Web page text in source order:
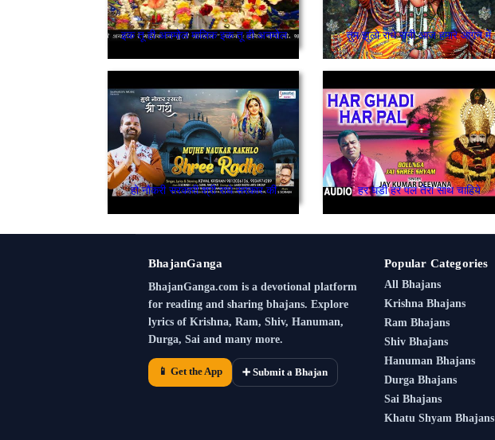
इक तू ही अनमोल मालिक इक तू ही अनमोल तुम झूलो राधे रानी आज हमारे आंगन में
हो नौकरी सरकारी श्री राधे सरकार की हर घडी हर पल तेरा साथ चाहिये
BhajanGanga
BhajanGanga.com is a devotional platform
for reading and sharing bhajans. Explore
lyrics of Krishna, Ram, Shiv, Hanuman,
Durga, Sai and many more.
📱 Get the App ➕ Submit a Bhajan
Popular Categories
All Bhajans
Krishna Bhajans
Ram Bhajans
Shiv Bhajans
Hanuman Bhajans
Durga Bhajans
Sai Bhajans
Khatu Shyam Bhajans